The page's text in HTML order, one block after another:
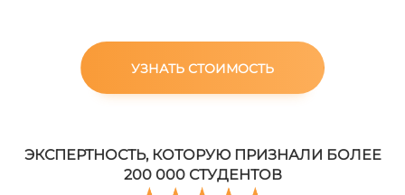
УЗНАТЬ СТОИМОСТЬ
ЭКСПЕРТНОСТЬ, КОТОРУЮ ПРИЗНАЛИ БОЛЕЕ
200 000 СТУДЕНТОВ